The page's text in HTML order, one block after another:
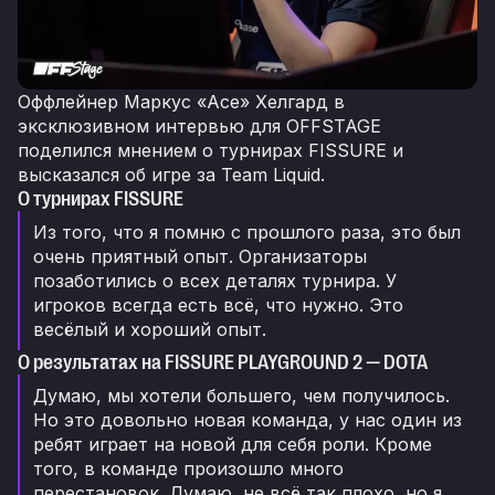
Оффлейнер Маркус «Ace» Хелгард в
эксклюзивном интервью для OFFSTAGE
поделился мнением о турнирах FISSURE и
высказался об игре за Team Liquid.
О турнирах FISSURE
Из того, что я помню с прошлого раза, это был
очень приятный опыт. Организаторы
позаботились о всех деталях турнира. У
игроков всегда есть всё, что нужно. Это
весёлый и хороший опыт.
О результатах на FISSURE PLAYGROUND 2 — DOTA
Думаю, мы хотели большего, чем получилось.
Но это довольно новая команда, у нас один из
ребят играет на новой для себя роли. Кроме
того, в команде произошло много